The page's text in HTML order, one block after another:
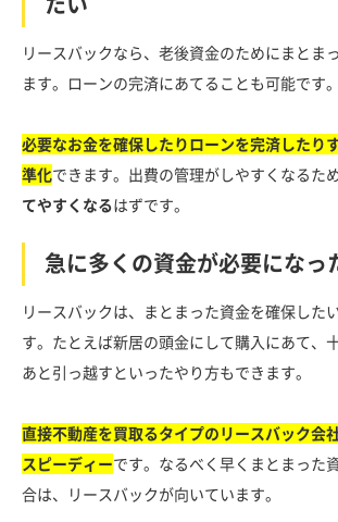
リースバックなら、老後資金のためにまとま
ます。ローンの完済にあてることも可能です。
必要なお金を確保したりローンを完済したり
準化できます。出費の管理がしやすくなるため
てやすくなるはずです。
急に多くの資金が必要になっ
リースバックは、まとまった資金を確保した
す。たとえば新居の頭金にして購入にあて、
あと引っ越すといったやり方もできます。
直接不動産を買取るタイプのリースバック会
スピーディーです。なるべく早くまとまった
合は、リースバックが向いています。